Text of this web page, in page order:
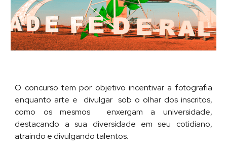
O concurso tem por objetivo incentivar a fotografia
enquanto arte e divulgar sob o olhar dos inscritos,
como os mesmos enxergam a universidade,
destacando a sua diversidade em seu cotidiano,
atraindo e divulgando talentos.